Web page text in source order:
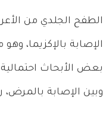
الطفح الجلدي من
الإصابة بالإكزيما،
بعض الأبحاث
وبين الإصابة بالمرض،